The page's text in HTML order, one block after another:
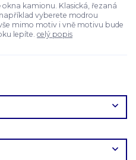
kamionu. Klasická, řezaná
vyberete modrou
mimo motiv i vně motivu bude
lepíte. celý popis